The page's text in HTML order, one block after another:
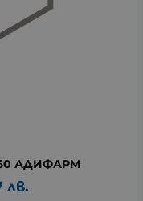
60 АДИФАРМ
лв.